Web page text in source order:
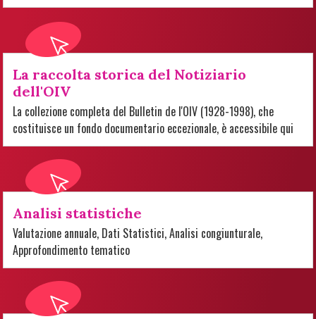
La raccolta storica del Notiziario
dell'OIV
La collezione completa del Bulletin de l'OIV (1928-1998), che
costituisce un fondo documentario eccezionale, è accessibile qui
Analisi statistiche
Valutazione annuale, Dati Statistici, Analisi congiunturale,
Approfondimento tematico